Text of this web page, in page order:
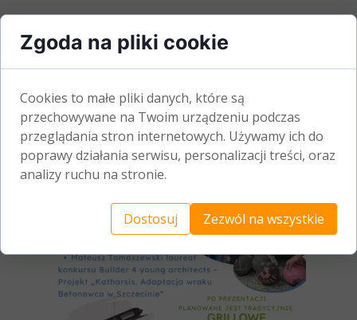
Zgoda na pliki cookie
Cookies to małe pliki danych, które są
przechowywane na Twoim urządzeniu podczas
przeglądania stron internetowych. Używamy ich do
poprawy działania serwisu, personalizacji treści, oraz
analizy ruchu na stronie.
Dostosuj Zezwól na wszystkie